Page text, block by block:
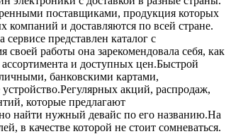
поставщиками, продукция которых
и доставляются по всей стране.
представлен каталог с
работы она зарекомендовала себя, как
и доступных цен.Быстрой
банковскими картами,
акций, распродаж,
которые предлагают
найти нужный девайс по его названию.На
в качестве которой не стоит сомневаться.